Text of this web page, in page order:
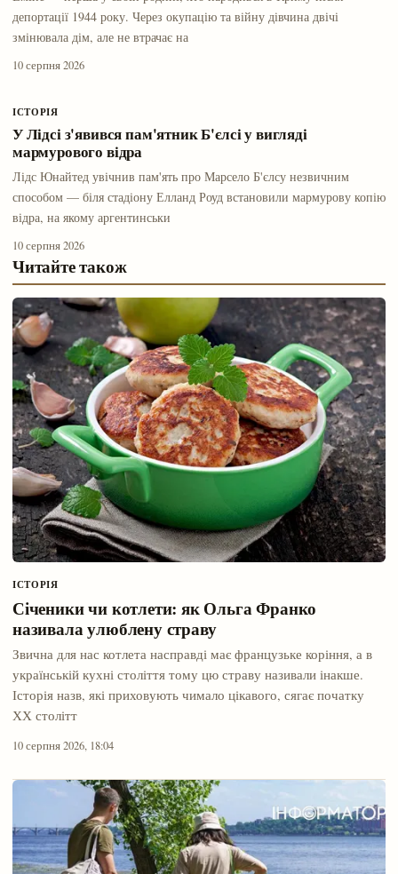
депортації 1944 року. Через окупацію та війну дівчина двічі
змінювала дім, але не втрачає на
10 серпня 2026
ІСТОРІЯ
У Лідсі з'явився пам'ятник Б'єлсі у вигляді
мармурового відра
Лідс Юнайтед увічнив пам'ять про Марсело Б'єлсу незвичним
способом — біля стадіону Елланд Роуд встановили мармурову копію
відра, на якому аргентинськи
10 серпня 2026
Читайте також
ІСТОРІЯ
Січеники чи котлети: як Ольга Франко
називала улюблену страву
Звична для нас котлета насправді має французьке коріння, а в
українській кухні століття тому цю страву називали інакше.
Історія назв, які приховують чимало цікавого, сягає початку
ХХ столітт
10 серпня 2026, 18:04